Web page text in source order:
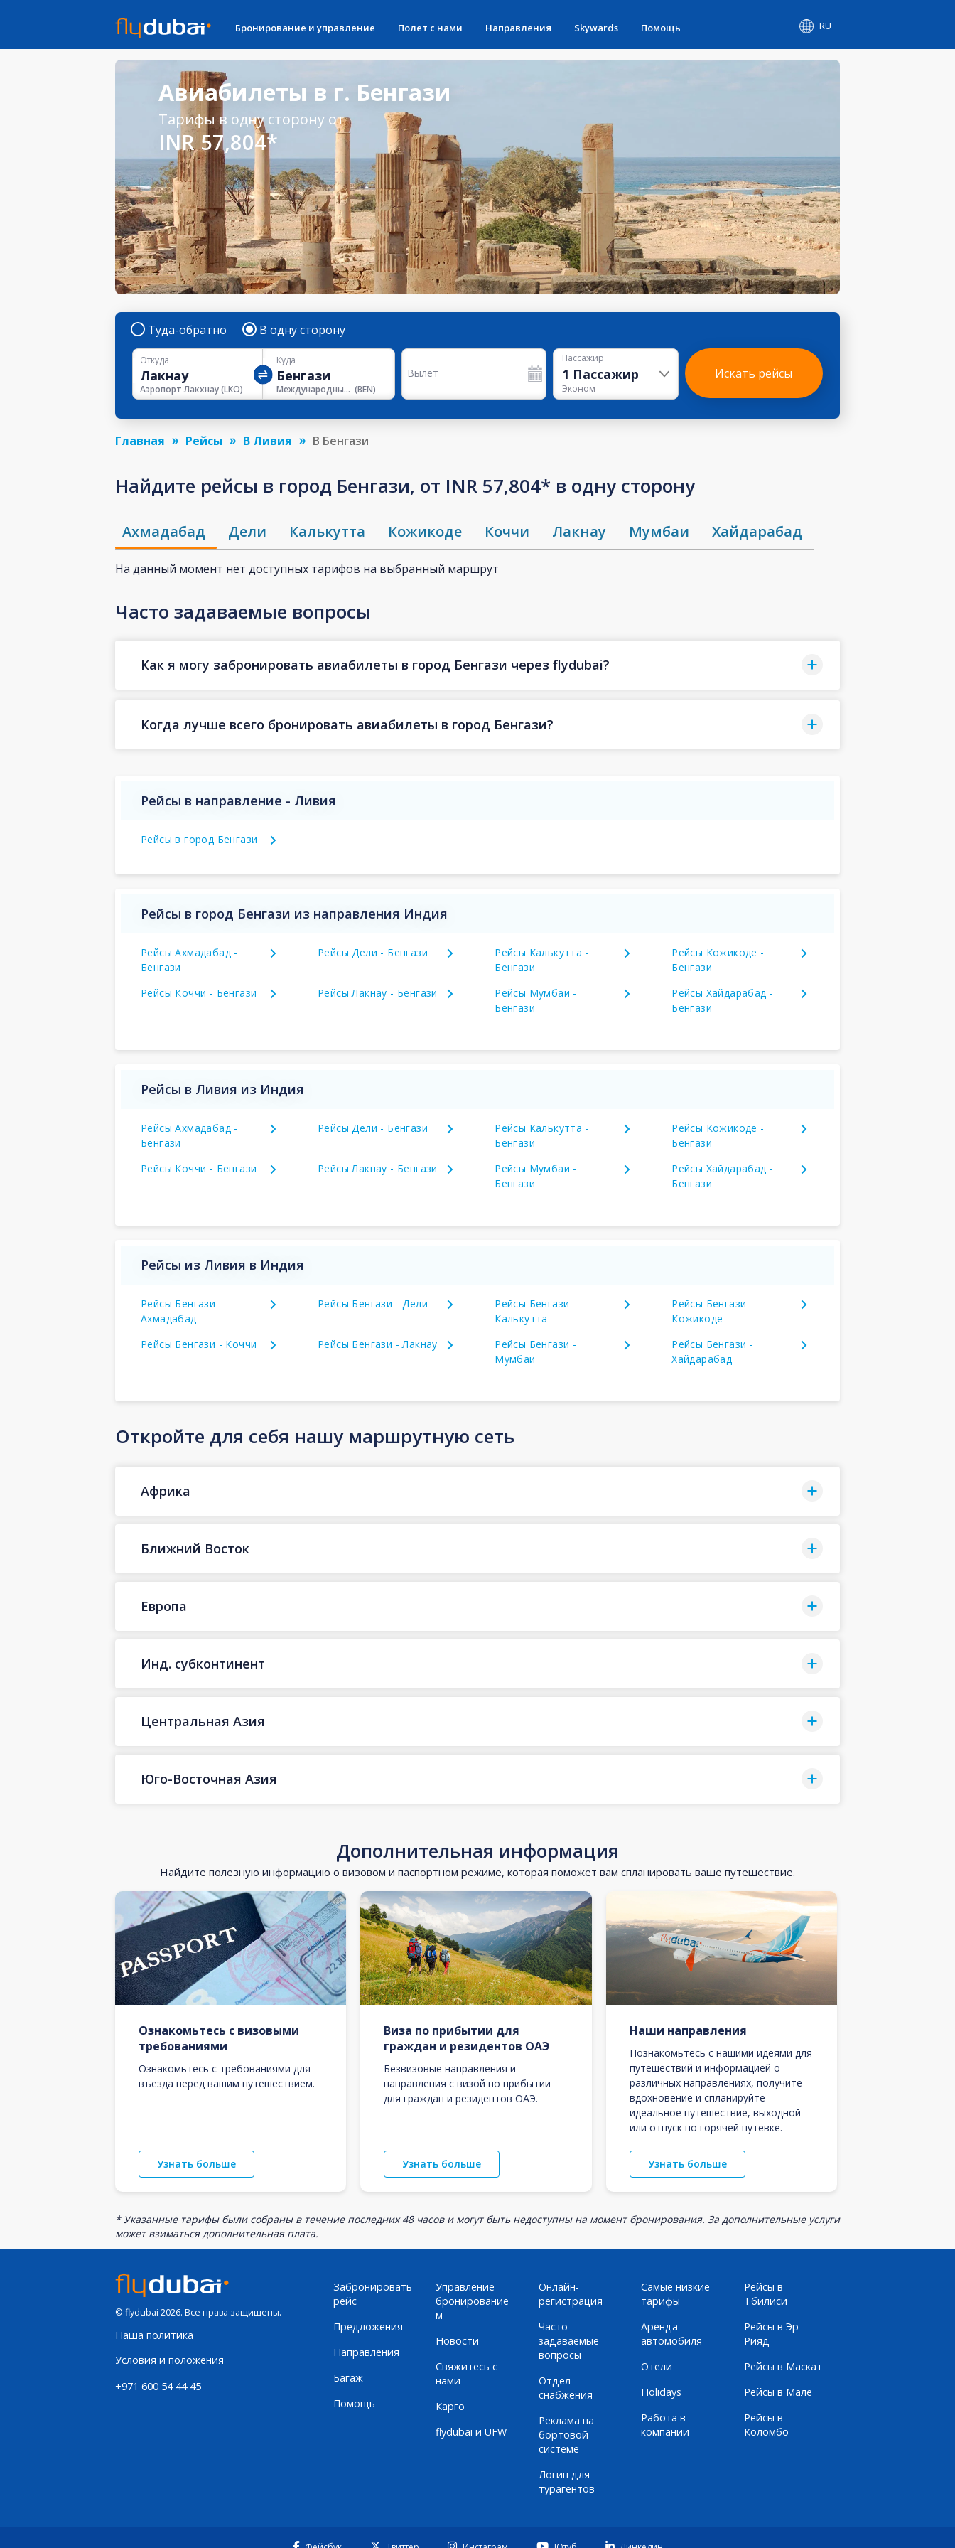
Бронирование и управление Полет с нами Направления Skywards Помощь RU
Авиабилеты в г. Бенгази
Тарифы в одну сторону от
INR 57,804*
Туда-обратно В одну сторону
Откуда
Аэропорт Лакхнау(LKO)
Куда
Международный аэропорт Бенина (BEN)
Вылет
Пассажир
1 Пассажир
Эконом
Искать рейсы
Главная Рейсы В Ливия В Бенгази
Найдите рейсы в город Бенгази, от INR 57,804* в одну сторону
Ахмадабад Дели Калькутта Кожикоде Коччи Лакнау Мумбаи Хайдарабад
На данный момент нет доступных тарифов на выбранный маршрут
Часто задаваемые вопросы
Как я могу забронировать авиабилеты в город Бенгази через flydubai?
Когда лучше всего бронировать авиабилеты в город Бенгази?
Рейсы в направление - Ливия
Рейсы в город Бенгази
Рейсы в город Бенгази из направления Индия
Рейсы Ахмадабад -
Бенгази
Рейсы Дели - Бенгази
Рейсы Калькутта -
Бенгази
Рейсы Кожикоде -
Бенгази
Рейсы Коччи - Бенгази
Рейсы Лакнау - Бенгази
Рейсы Мумбаи -
Бенгази
Рейсы Хайдарабад -
Бенгази
Рейсы в Ливия из Индия
Рейсы Ахмадабад -
Бенгази
Рейсы Дели - Бенгази
Рейсы Калькутта -
Бенгази
Рейсы Кожикоде -
Бенгази
Рейсы Коччи - Бенгази
Рейсы Лакнау - Бенгази
Рейсы Мумбаи -
Бенгази
Рейсы Хайдарабад -
Бенгази
Рейсы из Ливия в Индия
Рейсы Бенгази -
Ахмадабад
Рейсы Бенгази - Дели
Рейсы Бенгази -
Калькутта
Рейсы Бенгази -
Кожикоде
Рейсы Бенгази - Коччи
Рейсы Бенгази - Лакнау
Рейсы Бенгази -
Мумбаи
Рейсы Бенгази -
Хайдарабад
Откройте для себя нашу маршрутную сеть
Африка
Ближний Восток
Европа
Инд. субконтинент
Центральная Азия
Юго-Восточная Азия
Дополнительная информация
Найдите полезную информацию о визовом и паспортном режиме, которая поможет вам спланировать ваше путешествие.
Ознакомьтесь с визовыми
требованиями
Ознакомьтесь с требованиями для
въезда перед вашим путешествием.
Узнать больше
Виза по прибытии для
граждан и резидентов ОАЭ
Безвизовые направления и
направления с визой по прибытии
для граждан и резидентов ОАЭ.
Узнать больше
Наши направления
Познакомьтесь с нашими идеями для
путешествий и информацией о
различных направлениях, получите
вдохновение и спланируйте
идеальное путешествие, выходной
или отпуск по горячей путевке.
Узнать больше
* Указанные тарифы были собраны в течение последних 48 часов и могут быть недоступны на момент бронирования. За дополнительные услуги
может взиматься дополнительная плата.
© flydubai 2026. Все права защищены.
Наша политика
Условия и положения
+971 600 54 44 45
Забронировать
рейс
Предложения
Направления
Багаж
Помощь
Управление
бронирование
м
Новости
Свяжитесь с
нами
Карго
flydubai и UFW
Онлайн-
регистрация
Часто
задаваемые
вопросы
Отдел
снабжения
Реклама на
бортовой
системе
Логин для
турагентов
Самые низкие
тарифы
Аренда
автомобиля
Отели
Holidays
Работа в
компании
Рейсы в
Тбилиси
Рейсы в Эр-
Рияд
Рейсы в Маскат
Рейсы в Мале
Рейсы в
Коломбо